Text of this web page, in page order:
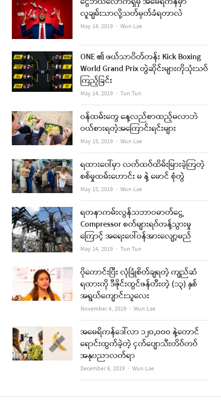
လူချမ်းသာလို့သတ်မှတ်ခံရတာလဲ
May 14, 2019 Author
Wun Lae
ONE ၏ ဖယ်သာဝိတ်တန်း Kick Boxing
World Grand Prix တွဲဆိုင်းများကိုသုံးသပ်
ကြည့်ခြင်း
May 14, 2019 Author
Tun Tun
ဝန်ထမ်းတွေ နေ့လည်စာထည့်မလာဘဲ
ဝယ်စားရတဲ့အကြောင်းရင်းများ
May 15, 2019 Author
Wun Lae
ရထားပေါ်မှာ လက်ထပ်ထိမ်းမြားခဲ့ကြတဲ့
စစ်မှုထမ်းဟောင်း မ နဲ့ မောင် စုံတွဲ
May 15, 2019 Author
Wun Lae
ရတနာကမ်းလွန်သဘာဝဓာတ်ငွေ့
Compressor စက်များရပ်တန့်သွားမှု
ကြောင့် အရေးပေါ်ဝန်အားလျော့မည်
May 14, 2019 Author
Tun Tun
ပိုကောင်းပြီး လုံခြုံစိတ်ချရတဲ့ ကျည်ဆံ
ရထားကို ဒီဇိုင်းထွင်ဖန်တီးတဲ့ (၁၃) နှစ်
အရွယ်ကျောင်းသူလေး
November 4, 2019 Author
Wun Lae
အမေရိကန်ဒေါ်လာ ၁၂၀,၀၀၀ နဲ့တောင်
ရောင်းထွက်ခဲ့တဲ့ ငှက်ပျောသီးတိပ်ကပ်
အနုပညာလက်ရာ
December 6, 2019 Author
Wun Lae